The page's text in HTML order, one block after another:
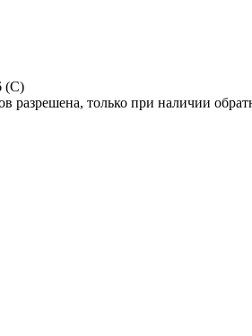
(С)
разрешена, только при наличии